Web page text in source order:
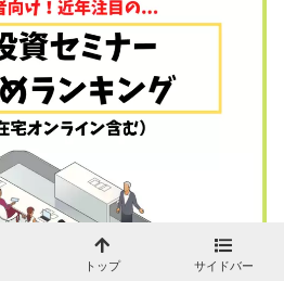
トップ サイドバー